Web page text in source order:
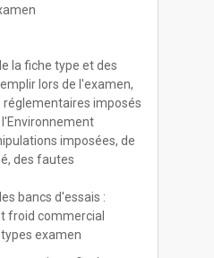
la fiche type et des
lors de l'examen,
réglementaires imposés
l'Environnement
imposées, de
des fautes
bancs d'essais :
froid commercial
examen